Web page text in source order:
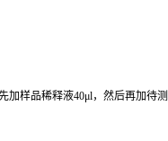
加样品稀释液40μl，然后再加待